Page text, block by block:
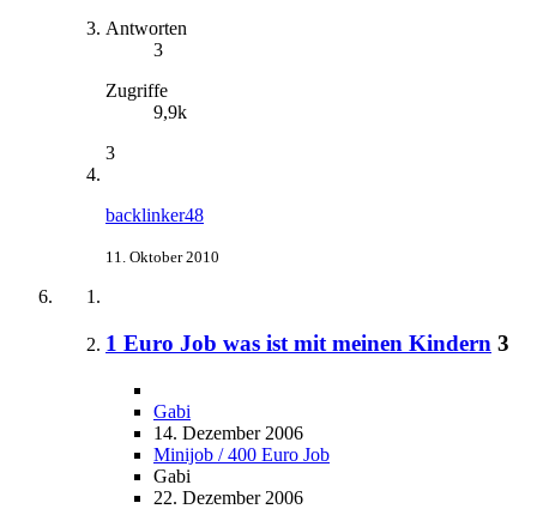
Antworten
3
Zugriffe
9,9k
3
backlinker48
11. Oktober 2010
1 Euro Job was ist mit meinen Kindern 3
Gabi
14. Dezember 2006
Minijob / 400 Euro Job
Gabi
22. Dezember 2006